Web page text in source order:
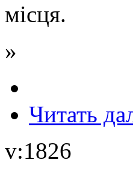
місця.
»
Читать
v:1826